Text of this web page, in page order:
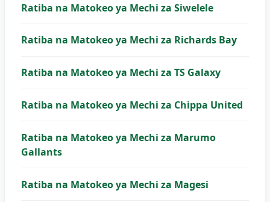
Ratiba na Matokeo ya Mechi za Siwelele
Ratiba na Matokeo ya Mechi za Richards Bay
Ratiba na Matokeo ya Mechi za TS Galaxy
Ratiba na Matokeo ya Mechi za Chippa United
Ratiba na Matokeo ya Mechi za Marumo
Gallants
Ratiba na Matokeo ya Mechi za Magesi